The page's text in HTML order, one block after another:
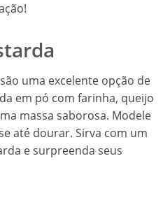
são uma excelente opção de
em pó com farinha, queijo
massa saborosa. Modele
até dourar. Sirva com um
e surpreenda seus